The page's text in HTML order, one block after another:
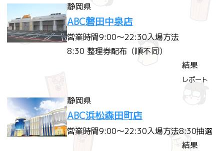
静岡県
ABC磐田中泉店
営業時間9:00～22:30入場方法
8:30 整理券配布（順不同）
結果
レポート
静岡県
ABC浜松森田町店
営業時間9:00～22:30入場方法8:30抽選
結果